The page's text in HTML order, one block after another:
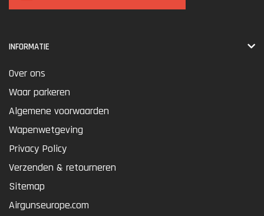
INFORMATIE
Over ons
Waar parkeren
Algemene voorwaarden
Wapenwetgeving
Privacy Policy
Verzenden & retourneren
Sitemap
Airgunseurope.com